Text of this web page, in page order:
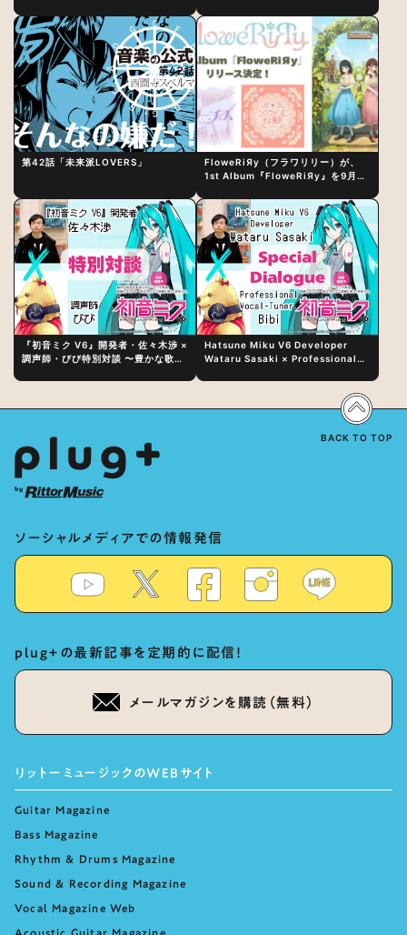
制作秘話
第42話「未来派LOVERS」
FloweRiЯy（フラワリリー）が、
1st Album『FloweRiЯy』を9月23
『初音ミク V6』開発者・佐々木渉 ×
調声師・びび特別対談 〜豊かな歌声
Hatsune Miku V6 Developer
Wataru Sasaki × Professional
Vocal Expression Lies in “Love
for the singing characters” and
ソーシャルメディアでの情報発信
plug+の最新記事を定期的に配信！
メールマガジンを購読（無料）
リットーミュージックのWEBサイト
Guitar Magazine
Bass Magazine
Rhythm & Drums Magazine
Sound & Recording Magazine
Vocal Magazine Web
Acoustic Guitar Magazine
BACK TO TOP